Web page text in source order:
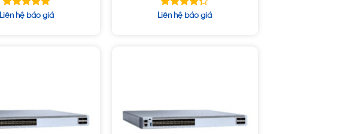
Được xếp
Liên hệ báo giá
Được xếp
Liên hệ báo giá